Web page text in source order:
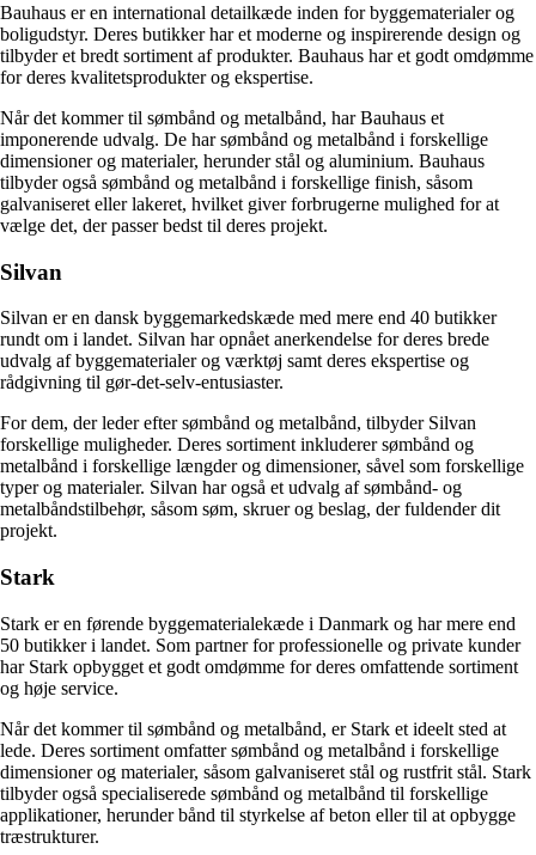
Bauhaus er en international detailkæde inden for byggematerialer og
boligudstyr. Deres butikker har et moderne og inspirerende design og
tilbyder et bredt sortiment af produkter. Bauhaus har et godt omdømme
for deres kvalitetsprodukter og ekspertise.
Når det kommer til sømbånd og metalbånd, har Bauhaus et
imponerende udvalg. De har sømbånd og metalbånd i forskellige
dimensioner og materialer, herunder stål og aluminium. Bauhaus
tilbyder også sømbånd og metalbånd i forskellige finish, såsom
galvaniseret eller lakeret, hvilket giver forbrugerne mulighed for at
vælge det, der passer bedst til deres projekt.
Silvan
Silvan er en dansk byggemarkedskæde med mere end 40 butikker
rundt om i landet. Silvan har opnået anerkendelse for deres brede
udvalg af byggematerialer og værktøj samt deres ekspertise og
rådgivning til gør-det-selv-entusiaster.
For dem, der leder efter sømbånd og metalbånd, tilbyder Silvan
forskellige muligheder. Deres sortiment inkluderer sømbånd og
metalbånd i forskellige længder og dimensioner, såvel som forskellige
typer og materialer. Silvan har også et udvalg af sømbånd- og
metalbåndstilbehør, såsom søm, skruer og beslag, der fuldender dit
projekt.
Stark
Stark er en førende byggematerialekæde i Danmark og har mere end
50 butikker i landet. Som partner for professionelle og private kunder
har Stark opbygget et godt omdømme for deres omfattende sortiment
og høje service.
Når det kommer til sømbånd og metalbånd, er Stark et ideelt sted at
lede. Deres sortiment omfatter sømbånd og metalbånd i forskellige
dimensioner og materialer, såsom galvaniseret stål og rustfrit stål. Stark
tilbyder også specialiserede sømbånd og metalbånd til forskellige
applikationer, herunder bånd til styrkelse af beton eller til at opbygge
træstrukturer.